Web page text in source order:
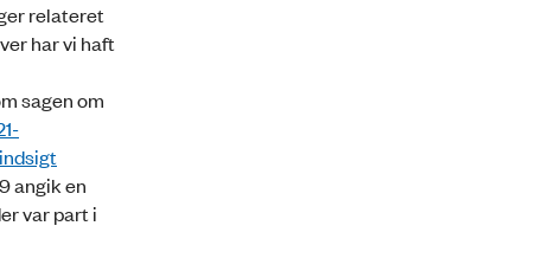
relateret
har vi haft
sagen om
angik en
var part i